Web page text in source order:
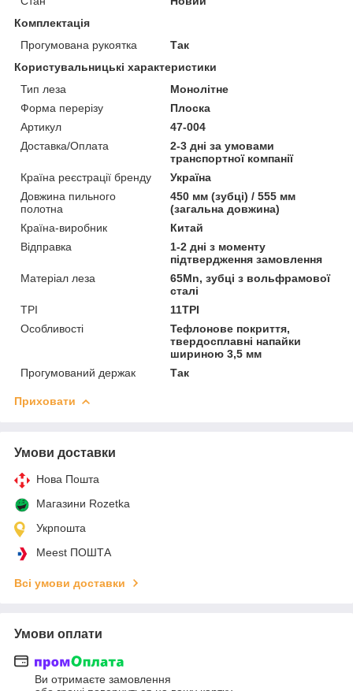
Комплектація
Прогумована рукоятка
Так
Користувальницькі характеристики
Тип леза
Монолітне
Форма перерізу
Плоска
Артикул
47-004
Доставка/Оплата
2-3 дні за умовами
транспортної компанії
Країна реєстрації бренду
Україна
Довжина пильного
полотна
450 мм (зубці) / 555 мм
(загальна довжина)
Країна-виробник
Китай
Відправка
1-2 дні з моменту
підтвердження замовлення
Матеріал леза
65Mn, зубці з вольфрамової
сталі
TPI
11TPI
Особливості
Тефлонове покриття,
твердосплавні напайки
шириною 3,5 мм
Прогумований держак
Так
Приховати
Умови доставки
Нова Пошта
Магазини Rozetka
Укрпошта
Meest ПОШТА
Всі умови доставки
Умови оплати
Ви отримаєте замовлення